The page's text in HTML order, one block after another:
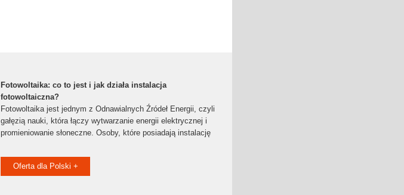
Fotowoltaika: co to jest i jak działa instalacja
fotowoltaiczna?
Fotowoltaika jest jednym z Odnawialnych Źródeł Energii, czyli
gałęzią nauki, która łączy wytwarzanie energii elektrycznej i
promieniowanie słoneczne. Osoby, które posiadają instalację
Oferta dla Polski +